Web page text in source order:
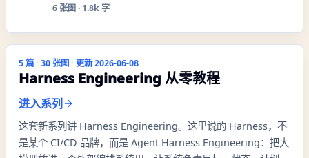
6 张图 · 1.8k 字
5篇 · 30张图 · 更新2026-06-08
Harness Engineering 从零教程
进入系列
这套新系列讲 Harness Engineering。这里说的 Harness，不
是某个 CI/CD 品牌，而是 Agent Harness Engineering：把大